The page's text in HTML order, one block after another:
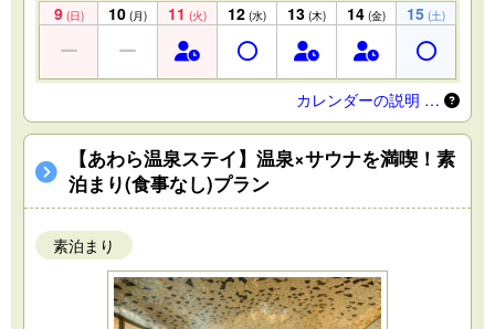
9 (日) 10 (月) 11 (火) 12 (水) 13 (木) 14 (金) 15 (土)
カレンダーの説明 …
【あわら温泉ステイ】温泉×サウナを満喫！素
泊まり(食事なし)プラン
素泊まり